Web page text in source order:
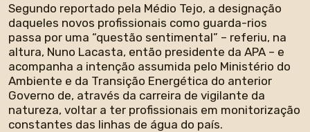
Segundo reportado pela Médio Tejo, a designação
daqueles novos profissionais como guarda-rios
passa por uma “questão sentimental” – referiu, na
altura, Nuno Lacasta, então presidente da APA – e
acompanha a intenção assumida pelo Ministério do
Ambiente e da Transição Energética do anterior
Governo de, através da carreira de vigilante da
natureza, voltar a ter profissionais em monitorização
constantes das linhas de água do país.